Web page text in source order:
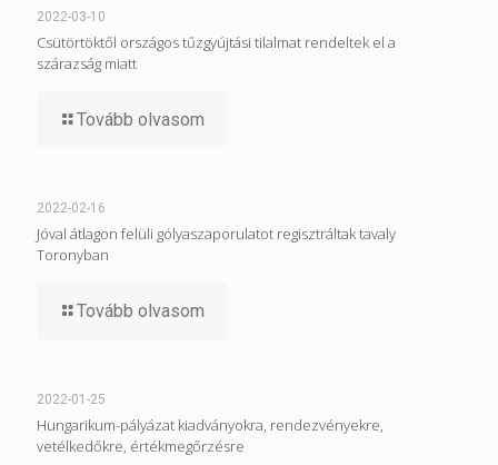
2022-03-10
Csütörtöktől országos tűzgyújtási tilalmat rendeltek el a
szárazság miatt
Tovább olvasom
2022-02-16
Jóval átlagon felüli gólyaszaporulatot regisztráltak tavaly
Toronyban
Tovább olvasom
2022-01-25
Hungarikum-pályázat kiadványokra, rendezvényekre,
vetélkedőkre, értékmegőrzésre